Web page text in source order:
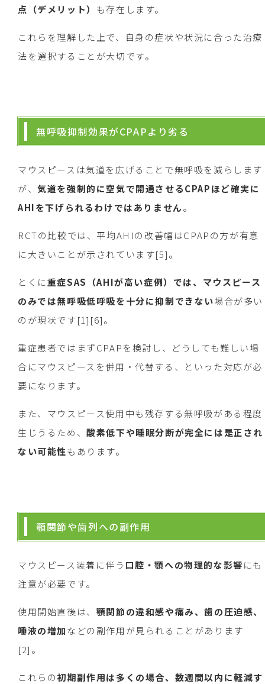
点（デメリット） も存在します。
これらを理解した上で、自身の症状や状況に合った治療
法を選択することが大切です。
無呼吸抑制効果がCPAPより劣る
マウスピースは気道を広げることで無呼吸を減らします
が、気道を強制的に空気で開通させるCPAPほど確実に
AHIを下げられるわけではありません。
RCTの比較では、平均AHIの改善幅はCPAPの方が有意
に大きいことが示されています[5]。
とくに重症SAS（AHIが高い症例）では、マウスピース
のみでは無呼吸低呼吸を十分に抑制できない場合が多い
のが現状です[1][6]。
重症患者ではまずCPAPを検討し、どうしても難しい場
合にマウスピースを併用・代替する、といった対応が必
要になります。
また、マウスピース使用中も残存する無呼吸がある程度
生じうるため、酸素低下や睡眠分断が完全には是正され
ない可能性もあります。
顎関節や歯列への副作用
マウスピース装着に伴う 口腔・顎への物理的な影響にも
注意が必要です。
使用開始直後は、 顎関節の違和感や痛み、歯の圧迫感、
唾液の増加などの副作用が見られることがあります
[2]。
これらの初期副作用は多くの場合、数週間以内に軽減す